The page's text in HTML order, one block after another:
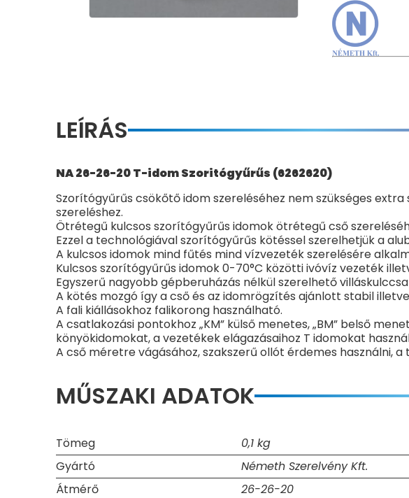
LEÍRÁS
NA 26-26-20 T-idom Szoritógyűrűs (6262620)
Szorítógyűrűs csökőtő idom szereléséhez nem szükséges
szereléshez.
Ötrétegű kulcsos szorítógyűrűs idomok ötrétegű cső
Ezzel a technológiával szorítógyűrűs kötéssel szerelhetjük a
A kulcsos idomok mind fűtés mind vízvezeték szerelésére
Kulcsos szorítógyűrűs idomok 0-70°C közötti ivóvíz vezeték
Egyszerű nagyobb gépberuházás nélkül szerelhető
A kötés mozgó így a cső és az idomrögzítés ajánlott stabil
A fali kiállásokhoz falikorong használható.
A csatlakozási pontokhoz „KM” külső menetes, „BM” belső
könyökidomokat, a vezetékek elágazásaihoz T idomokat
A cső méretre vágásához, szakszerű ollót érdemes használni,
MŰSZAKI ADATOK
Tömeg
0,1 kg
Gyártó
Németh Szerelvény Kft.
Átmérő
26-26-20